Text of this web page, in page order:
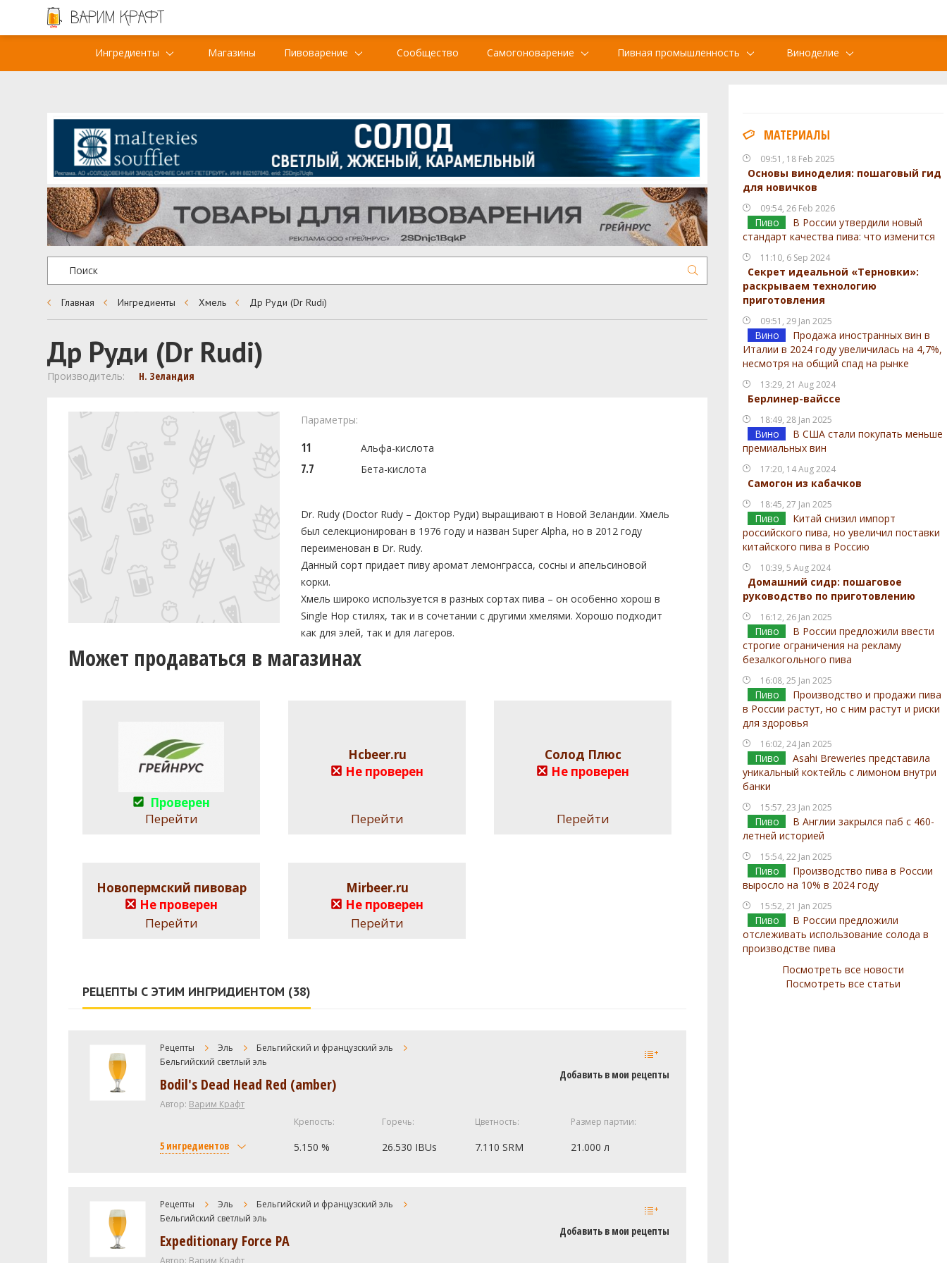
Ингредиенты Магазины Пивоварение Сообщество Самогоноварение Пивная промышленность Виноделие
МАТЕРИАЛЫ
09:51, 18 Feb 2025
Основы виноделия: пошаговый гид
для новичков
09:54, 26 Feb 2026
Пиво
В России утвердили новый
стандарт качества пива: что изменится
11:10, 6 Sep 2024
Секрет идеальной «Терновки»:
раскрываем технологию
приготовления
09:51, 29 Jan 2025
Вино
Продажа иностранных вин в
Италии в 2024 году увеличилась на 4,7%,
несмотря на общий спад на рынке
13:29, 21 Aug 2024
Берлинер-вайссе
18:49, 28 Jan 2025
Вино
В США стали покупать меньше
премиальных вин
17:20, 14 Aug 2024
Самогон из кабачков
18:45, 27 Jan 2025
Пиво
Китай снизил импорт
российского пива, но увеличил поставки
китайского пива в Россию
10:39, 5 Aug 2024
Домашний сидр: пошаговое
руководство по приготовлению
16:12, 26 Jan 2025
Пиво
В России предложили ввести
строгие ограничения на рекламу
безалкогольного пива
16:08, 25 Jan 2025
Пиво
Производство и продажи пива
в России растут, но с ним растут и риски
для здоровья
16:02, 24 Jan 2025
Пиво
Asahi Breweries представила
уникальный коктейль с лимоном внутри
банки
15:57, 23 Jan 2025
Пиво
В Англии закрылся паб с 460-
летней историей
15:54, 22 Jan 2025
Пиво
Производство пива в России
выросло на 10% в 2024 году
15:52, 21 Jan 2025
Пиво
В России предложили
отслеживать использование солода в
производстве пива
Посмотреть все новости
Посмотреть все статьи
Главная Ингредиенты Хмель Др Руди (Dr Rudi)
Др Руди (Dr Rudi)
Производитель: Н. Зеландия
Параметры:
11 Альфа-кислота
7.7 Бета-кислота
Dr. Rudy (Doctor Rudy – Доктор Руди) выращивают в Новой Зеландии. Хмель
был селекционирован в 1976 году и назван Super Alpha, но в 2012 году
переименован в Dr. Rudy.
Данный сорт придает пиву аромат лемонграсса, сосны и апельсиновой
корки.
Хмель широко используется в разных сортах пива – он особенно хорош в
Single Hop стилях, так и в сочетании с другими хмелями. Хорошо подходит
как для элей, так и для лагеров.
Может продаваться в магазинах
Проверен
Перейти
Hcbeer.ru
Не проверен
Перейти
Солод Плюс
Не проверен
Перейти
Новопермский пивовар
Не проверен
Перейти
Mirbeer.ru
Не проверен
Перейти
РЕЦЕПТЫ С ЭТИМ ИНГРИДИЕНТОМ (38)
Рецепты Эль
Бельгийский и французский эль
Бельгийский светлый эль
Добавить в мои рецепты
Bodil's Dead Head Red (amber)
Автор: Варим Крафт
5 ингредиентов
Крепость: Горечь: Цветность: Размер партии:
5.150 % 26.530 IBUs 7.110 SRM 21.000 л
Pale Ale Weyermann
Victory Malt
Хмель
Рецепты Эль
Бельгийский и французский эль
Бельгийский светлый эль
Добавить в мои рецепты
Expeditionary Force PA
Автор: Варим Крафт